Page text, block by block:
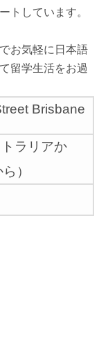
トしています。
お気軽に日本語
留学生活をお過
Brisbane
ラリアか
）